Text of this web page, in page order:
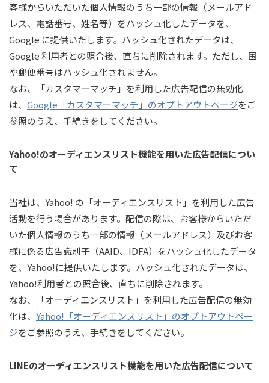
客様からいただいた個人情報のうち一部の情報（メールアド
レス、電話番号、姓名等）をハッシュ化したデータを、
Google に提供いたします。ハッシュ化されたデータは、
Google 利用者との照合後、直ちに削除されます。ただし、国
や郵便番号はハッシュ化されません。
なお、「カスタマーマッチ」を利用した広告配信の無効化
は、 Google「カスタマーマッチ」のオプトアウトページをご
参照のうえ、手続きをしてください。
Yahoo!のオーディエンスリスト機能を用いた広告配信につい
て
当社は、Yahoo! の「オーディエンスリスト」を利用した広告
活動を行う場合があります。配信の際は、お客様からいただ
いた個人情報のうち一部の情報（メールアドレス）及びお客
様に係る広告識別子（AAID、IDFA）をハッシュ化したデータ
を、Yahoo!に提供いたします。ハッシュ化されたデータは、
Yahoo!利用者との照合後、直ちに削除されます。
なお、「オーディエンスリスト」を利用した広告配信の無効
化は、 Yahoo!「オーディエンスリスト」のオプトアウトペー
ジをご参照のうえ、手続きをしてください。
LINEのオーディエンスリスト機能を用いた広告配信について